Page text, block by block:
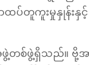
တာထပ်တူကူးမှုနှုန်း
ဖွဲ့ရှိသည်။ ဗို့အားရှ